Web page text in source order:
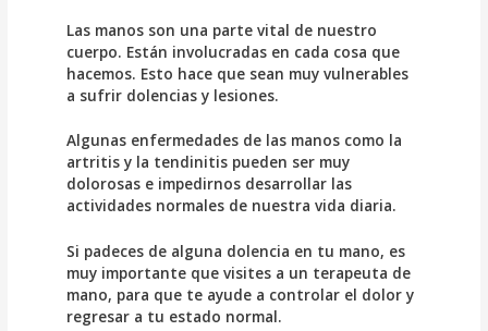
Las manos son una parte vital de nuestro
cuerpo. Están involucradas en cada cosa que
hacemos. Esto hace que sean muy vulnerables
a sufrir dolencias y lesiones.
Algunas enfermedades de las manos como la
artritis y la tendinitis pueden ser muy
dolorosas e impedirnos desarrollar las
actividades normales de nuestra vida diaria.
Si padeces de alguna dolencia en tu mano, es
muy importante que visites a un terapeuta de
mano, para que te ayude a controlar el dolor y
regresar a tu estado normal.